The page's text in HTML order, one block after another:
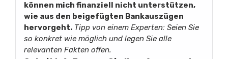
können mich finanziell nicht unterstützen,
wie aus den beigefügten Bankauszügen
hervorgeht. Tipp von einem Experten: Seien Sie
so konkret wie möglich und legen Sie alle
relevanten Fakten offen.